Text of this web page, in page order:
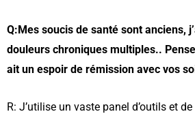
Q:Mes soucis de santé sont anciens,
douleurs chroniques multiples..
ait un espoir de rémission avec vos
R: J’utilise un vaste panel d’outils et